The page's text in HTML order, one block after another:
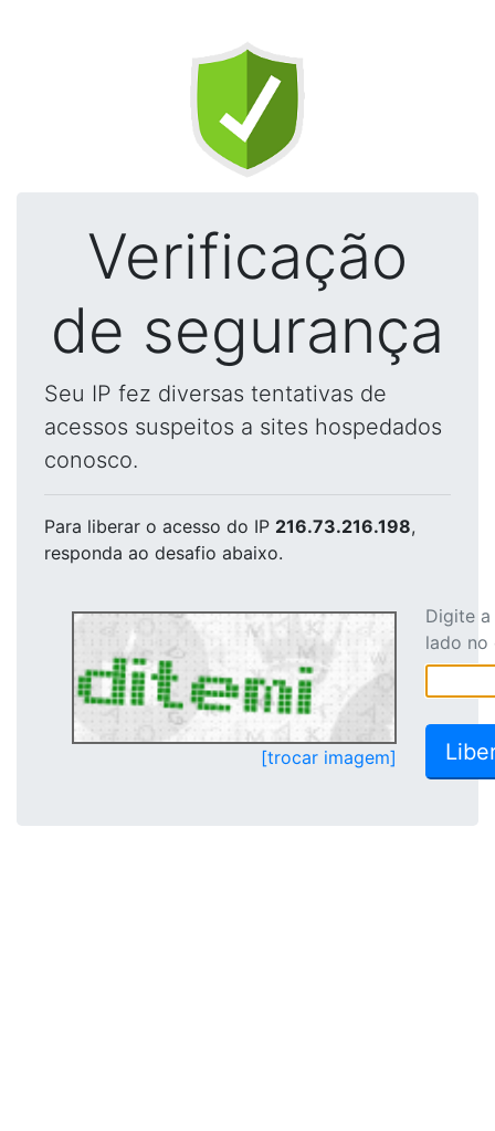
Verificação
de segurança
Seu IP fez diversas tentativas de
acessos suspeitos a sites hospedados
conosco.
Para liberar o acesso do IP 216.73.216.198,
responda ao desafio abaixo.
[trocar imagem]
Digite
lado no